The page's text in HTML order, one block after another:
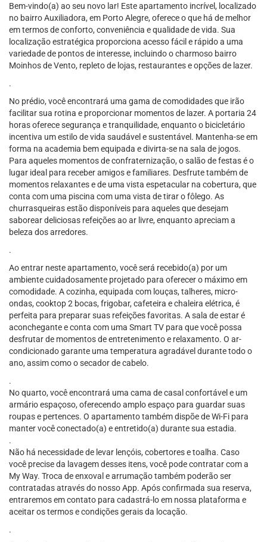
Bem-vindo(a) ao seu novo lar! Este apartamento incrível, localizado
no bairro Auxiliadora, em Porto Alegre, oferece o que há de melhor
em termos de conforto, conveniência e qualidade de vida. Sua
localização estratégica proporciona acesso fácil e rápido a uma
variedade de pontos de interesse, incluindo o charmoso bairro
Moinhos de Vento, repleto de lojas, restaurantes e opções de lazer.
.
No prédio, você encontrará uma gama de comodidades que irão
facilitar sua rotina e proporcionar momentos de lazer. A portaria 24
horas oferece segurança e tranquilidade, enquanto o bicicletário
incentiva um estilo de vida saudável e sustentável. Mantenha-se em
forma na academia bem equipada e divirta-se na sala de jogos.
Para aqueles momentos de confraternização, o salão de festas é o
lugar ideal para receber amigos e familiares. Desfrute também de
momentos relaxantes e de uma vista espetacular na cobertura, que
conta com uma piscina com uma vista de tirar o fôlego. As
churrasqueiras estão disponíveis para aqueles que desejam
saborear deliciosas refeições ao ar livre, enquanto apreciam a
beleza dos arredores.
.
Ao entrar neste apartamento, você será recebido(a) por um
ambiente cuidadosamente projetado para oferecer o máximo em
comodidade. A cozinha, equipada com louças, talheres, micro-
ondas, cooktop 2 bocas, frigobar, cafeteira e chaleira elétrica, é
perfeita para preparar suas refeições favoritas. A sala de estar é
aconchegante e conta com uma Smart TV para que você possa
desfrutar de momentos de entretenimento e relaxamento. O ar-
condicionado garante uma temperatura agradável durante todo o
ano, assim como o secador de cabelo.
.
No quarto, você encontrará uma cama de casal confortável e um
armário espaçoso, oferecendo amplo espaço para guardar suas
roupas e pertences. O apartamento também dispõe de Wi-Fi para
manter você conectado(a) e entretido(a) durante sua estadia.
.
Não há necessidade de levar lençóis, cobertores e toalha. Caso
você precise da lavagem desses itens, você pode contratar com a
My Way. Troca de enxoval e arrumação também poderão ser
contratadas através do nosso App. Após confirmada sua reserva,
entraremos em contato para cadastrá-lo em nossa plataforma e
aceitar os termos e condições gerais da locação.
.